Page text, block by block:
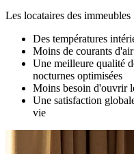
Les locataires des
Des températures
Moins de courants
Une meilleure qualité
nocturnes optimisées
Moins besoin d'ouvrir
Une satisfaction
vie